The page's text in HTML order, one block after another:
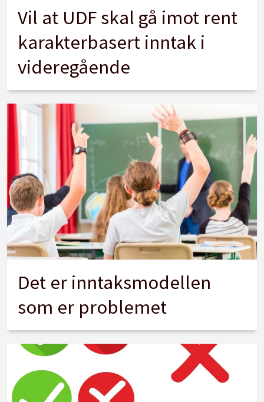
Vil at UDF skal gå imot rent
karakterbasert inntak i
videregående
Det er inntaksmodellen
som er problemet